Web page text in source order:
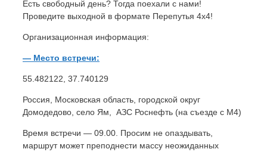
Есть свободный день? Тогда поехали с нами!
Проведите выходной в формате Перепутья 4х4!
Организационная информация:
— Место встречи:
55.482122, 37.740129
Россия, Московская область, городской округ
Домодедово, село Ям, АЗС Роснефть (на съезде с М4)
Время встречи — 09.00. Просим не опаздывать,
маршрут может преподнести массу неожиданных